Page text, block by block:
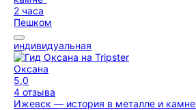
2 часа
Пешком
индивидуальная
Оксана
5,0
4 отзыва
Ижевск — история в металле и камне